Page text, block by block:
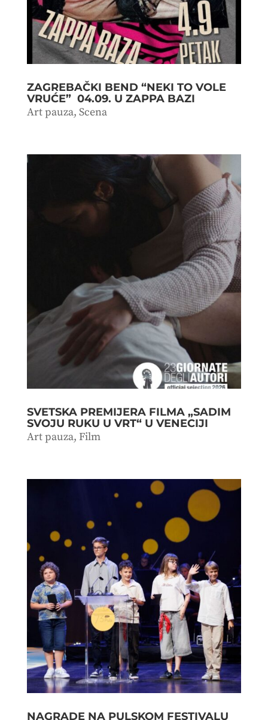
ZAGREBAČKI BEND “NEKI TO VOLE
VRUĆE” 04.09. U ZAPPA BAZI
Art pauza, Scena
SVETSKA PREMIJERA FILMA „SADIM
SVOJU RUKU U VRT“ U VENECIJI
Art pauza, Film
NAGRADE NA PULSKOM FESTIVALU